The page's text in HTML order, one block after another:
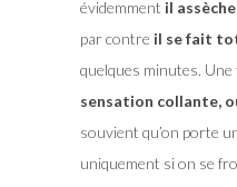
évidemment il
par contre il se fait
quelques minutes. Une
sensation collante,
souvient qu’on porte
uniquement si on se